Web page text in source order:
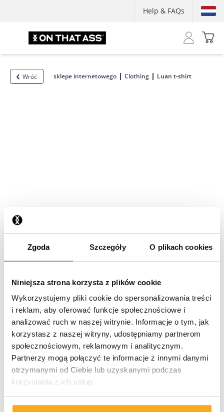
Zgoda Szczegóły O plikach cookies
Niniejsza strona korzysta z plików cookie
Wykorzystujemy pliki cookie do spersonalizowania treści
i reklam, aby oferować funkcje społecznościowe i
analizować ruch w naszej witrynie. Informacje o tym, jak
korzystasz z naszej witryny, udostępniamy partnerom
społecznościowym, reklamowym i analitycznym.
Partnerzy mogą połączyć te informacje z innymi danymi
otrzymanymi od Ciebie lub uzyskanymi podczas
korzystania z ich usług.
Help & FAQs
Wróć sklepe internetowego Clothing Luan t-shirt